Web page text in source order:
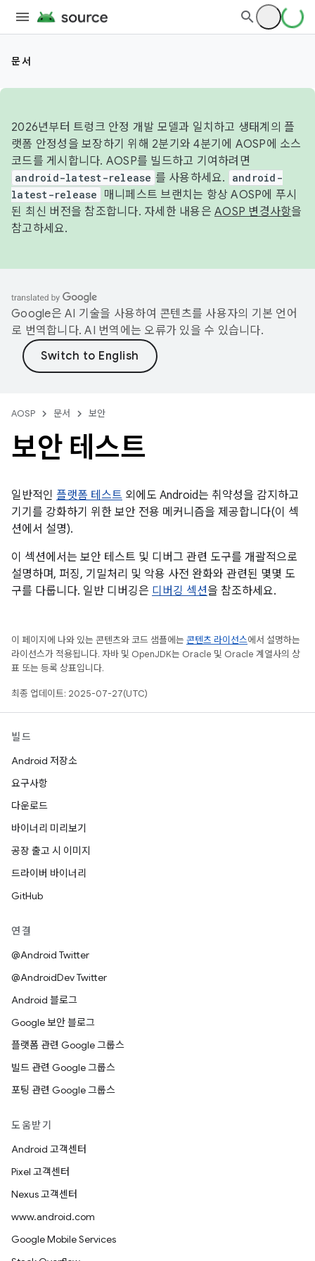
문서
2026년부터 트렁크 안정 개발 모델과 일치하고 생태계의 플
랫폼 안정성을 보장하기 위해 2분기와 4분기에 AOSP에 소스
코드를 게시합니다. AOSP를 빌드하고 기여하려면
android-latest-release 를 사용하세요.
android-
latest-release
매니페스트 브랜치는 항상 AOSP에 푸시
된 최신 버전을 참조합니다. 자세한 내용은 AOSP 변경사항을
참고하세요.
Google은 AI 기술을 사용하여 콘텐츠를 사용자의 기본 언어
로 번역합니다. AI 번역에는 오류가 있을 수 있습니다.
AOSP 문서 보안
보안 테스트
일반적인 플랫폼 테스트 외에도 Android는 취약성을 감지하고
기기를 강화하기 위한 보안 전용 메커니즘을 제공합니다(이 섹
션에서 설명).
이 섹션에서는 보안 테스트 및 디버그 관련 도구를 개괄적으로
설명하며, 퍼징, 기밀처리 및 악용 사전 완화와 관련된 몇몇 도
구를 다룹니다. 일반 디버깅은 디버깅 섹션을 참조하세요.
이 페이지에 나와 있는 콘텐츠와 코드 샘플에는 콘텐츠 라이선스에서 설명하는
라이선스가 적용됩니다. 자바 및 OpenJDK는 Oracle 및 Oracle 계열사의 상
표 또는 등록 상표입니다.
최종 업데이트: 2025-07-27(UTC)
빌드
Android 저장소
요구사항
다운로드
바이너리 미리보기
공장 출고 시 이미지
드라이버 바이너리
GitHub
연결
@Android Twitter
@AndroidDev Twitter
Android 블로그
Google 보안 블로그
플랫폼 관련 Google 그룹스
빌드 관련 Google 그룹스
포팅 관련 Google 그룹스
도움받기
Android 고객센터
Pixel 고객센터
Nexus 고객센터
www.android.com
Google Mobile Services